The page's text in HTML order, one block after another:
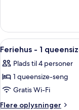
seng
-
kingsize-
Indlæs
alle
billeder
af
Feriehus
-
4
Feriehus - 1
Plads til 4 personer
1 queensize-seng
Gratis Wi-Fi
Flere oplysninger
Flere